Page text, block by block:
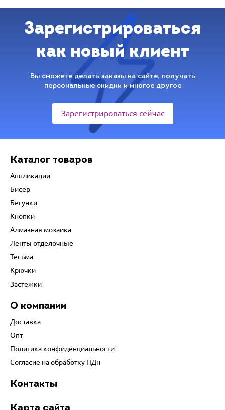
Зарегистрироваться
как новый клиент
Вы сможете делать заказы на сайте, получать
персональные скидки и многое другое
Зарегистрироваться сейчас
Каталог товаров
Аппликации
Бисер
Бегунки
Кнопки
Алмазная мозаика
Ленты отделочные
Тесьма
Крючки
Застежки
О компании
Доставка
Опт
Политика конфиденциальности
Согласие на обработку ПДн
Контакты